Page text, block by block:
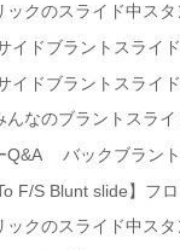
ックのスライド中スタ
イドブラントスライ
イドブラントスライ
んなのブラントスライ
Q&A バックブラント
F/S Blunt slide】フ
ックのスライド中スタ